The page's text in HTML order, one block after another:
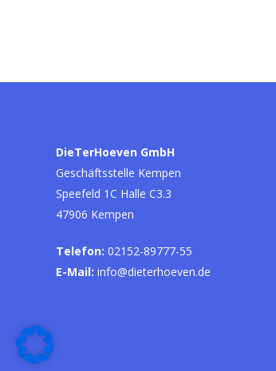
DieTerHoeven GmbH
Geschäftsstelle Kempen
Speefeld 1C Halle C3.3
47906 Kempen
Telefon: 02152-89777-55
E-Mail: info@dieterhoeven.de